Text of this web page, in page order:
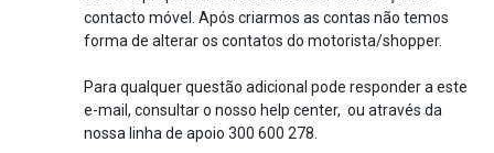
contacto móvel. Após criarmos as contas não temos
forma de alterar os contatos do motorista/shopper.
Para qualquer questão adicional pode responder a este
e-mail, consultar o nosso help center, ou através da
nossa linha de apoio 300 600 278.